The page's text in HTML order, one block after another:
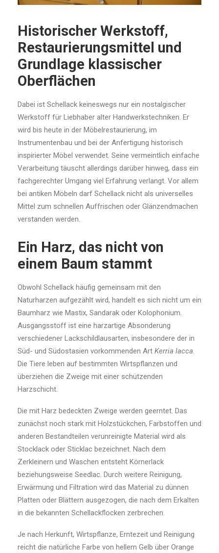
Historischer Werkstoff,
Restaurierungsmittel und
Grundlage klassischer
Oberflächen
Dabei ist Schellack keineswegs nur ein nostalgischer
Werkstoff für Liebhaber alter Handwerkstechniken. Er
wird bis heute in der Möbelrestaurierung, im
Instrumentenbau und bei der Anfertigung historisch
inspirierter Möbel verwendet. Seine vermeintlich einfache
Verarbeitung täuscht allerdings darüber hinweg, dass ein
fachgerechter Umgang viel Erfahrung verlangt. Vor allem
bei antiken Möbeln darf Schellack nicht als universelles
Mittel zum schnellen Auffrischen oder Glänzendmachen
verstanden werden.
Ein Harz, das nicht von
einem Baum stammt
Obwohl Schellack häufig gemeinsam mit den
Naturharzen aufgezählt wird, handelt es sich nicht um ein
Baumharz wie Mastix, Sandarak oder Kolophonium.
Ausgangsstoff ist eine harzartige Absonderung
verschiedener Lackschildlausarten, insbesondere der in
Süd- und Südostasien vorkommenden Art Kerria lacca.
Die Tiere leben auf bestimmten Wirtspflanzen und
überziehen die Zweige mit einer schützenden
Harzschicht.
Die mit Harz bedeckten Zweige werden geerntet. Das
zunächst noch stark mit Holzstückchen, Farbstoffen und
anderen Bestandteilen verunreinigte Material wird als
Stocklack oder Sticklac bezeichnet. Nach dem
Zerkleinern und Waschen entsteht Körnerlack
beziehungsweise Seedlac. Durch weitere Reinigung,
Erwärmung und Filtration wird das Material zu dünnen
Platten oder Blättern ausgezogen, die nach dem Erkalten
in die bekannten Schellackflocken zerbrechen.
Je nach Herkunft, Wirtspflanze, Erntezeit und Reinigung
reicht die natürliche Farbe von hellem Gelb über Orange